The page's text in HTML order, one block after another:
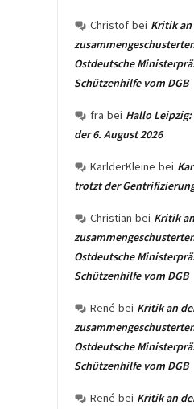
Christof bei Kritik an
Ostdeutsche
Schützenhilfe vom DGB
fra bei Hallo
der 6. August 2026
KarlderKleine bei
trotzt der
Christian bei Kritik
Ostdeutsche
Schützenhilfe vom DGB
René bei Kritik an
Ostdeutsche
Schützenhilfe vom DGB
René bei Kritik an